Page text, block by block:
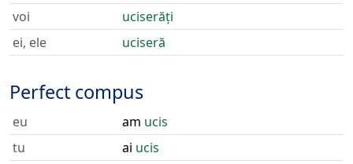
voi
uciserăți
ei, ele
uciseră
Perfect compus
eu am ucis
tu
ai ucis